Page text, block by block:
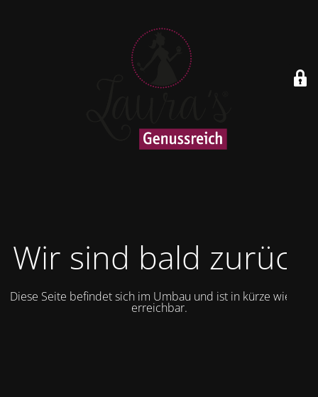
Wir sind bald zurück
Diese Seite befindet sich im Umbau und ist in kürze wieder
erreichbar.